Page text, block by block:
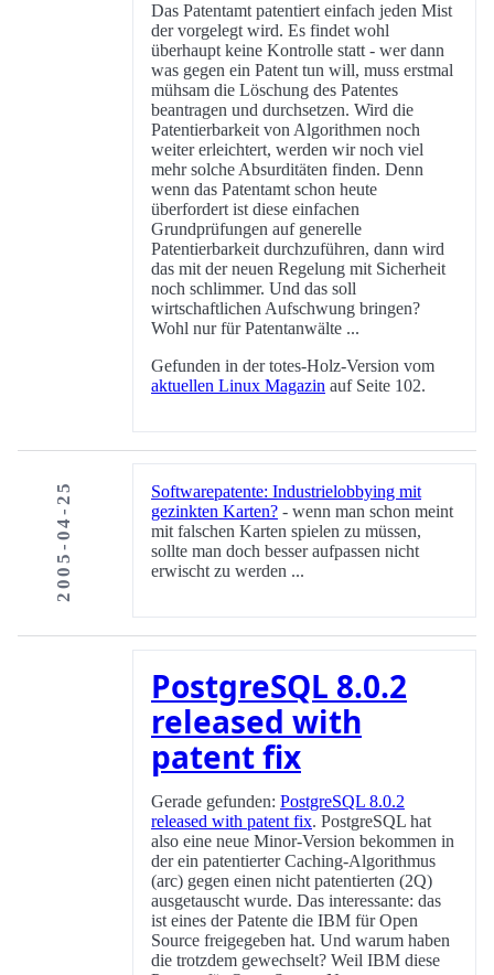
Das Patentamt patentiert einfach jeden Mist
der vorgelegt wird. Es findet wohl
überhaupt keine Kontrolle statt - wer dann
was gegen ein Patent tun will, muss erstmal
mühsam die Löschung des Patentes
beantragen und durchsetzen. Wird die
Patentierbarkeit von Algorithmen noch
weiter erleichtert, werden wir noch viel
mehr solche Absurditäten finden. Denn
wenn das Patentamt schon heute
überfordert ist diese einfachen
Grundprüfungen auf generelle
Patentierbarkeit durchzuführen, dann wird
das mit der neuen Regelung mit Sicherheit
noch schlimmer. Und das soll
wirtschaftlichen Aufschwung bringen?
Wohl nur für Patentanwälte ...
Gefunden in der totes-Holz-Version vom
aktuellen Linux Magazin auf Seite 102.
2005-04-25
Softwarepatente: Industrielobbying mit
gezinkten Karten? - wenn man schon meint
mit falschen Karten spielen zu müssen,
sollte man doch besser aufpassen nicht
erwischt zu werden ...
PostgreSQL 8.0.2
released with
patent fix
Gerade gefunden: PostgreSQL 8.0.2
released with patent fix. PostgreSQL hat
also eine neue Minor-Version bekommen in
der ein patentierter Caching-Algorithmus
(arc) gegen einen nicht patentierten (2Q)
ausgetauscht wurde. Das interessante: das
ist eines der Patente die IBM für Open
Source freigegeben hat. Und warum haben
die trotzdem gewechselt? Weil IBM diese